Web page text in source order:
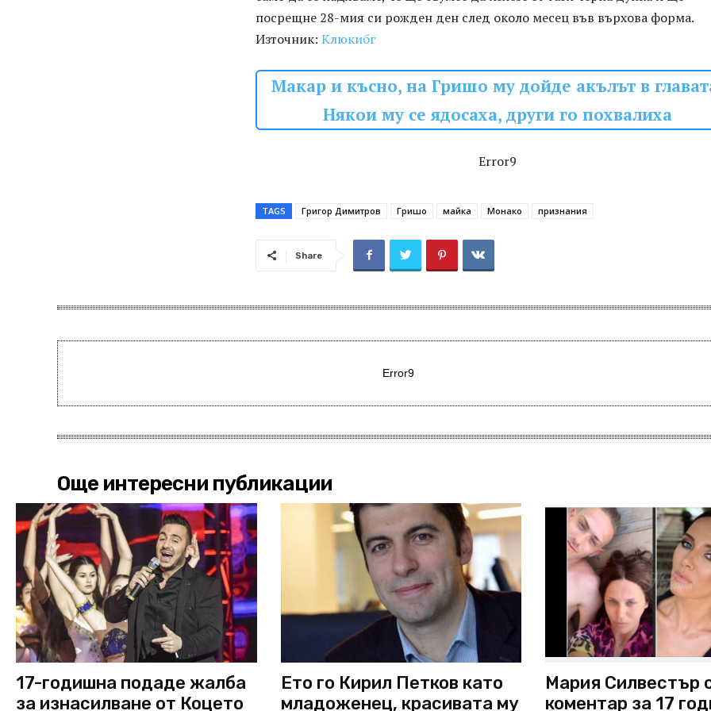
посрещне 28-мия си рожден ден след около месец във върхова форма.
Източник: Клюкибг
Макар и късно, на Гришо му дойде акълът в
Някои му се ядосаха, други го похвалиха
Error9
TAGS Григор Димитров Гришо майка Монако признания
Share
Error9
Още интересни публикации
17-годишна подаде жалба
за изнасилване от Коцето
Ето го Кирил Петков като
младоженец, красивата му
Мария Силвестър
коментар за 17